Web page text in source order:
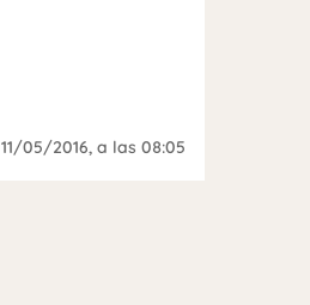
11/05/2016, a las 08:05